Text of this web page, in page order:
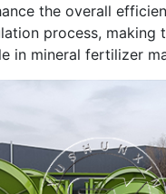
the overall
process, making
in mineral fertilizer